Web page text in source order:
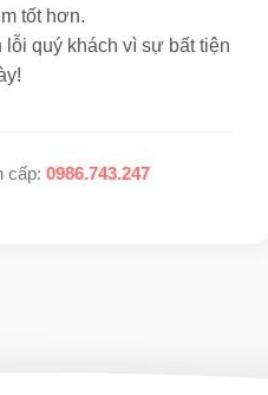
tốt hơn.
quý khách vì sự bất tiện
cấp: 0986.743.247